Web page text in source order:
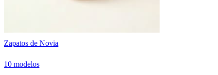
Zapatos de Novia
10 modelos